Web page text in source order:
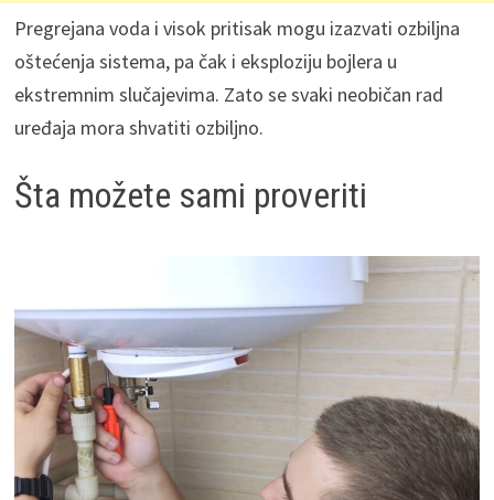
Pregrejana voda i visok pritisak mogu izazvati ozbiljna
oštećenja sistema, pa čak i eksploziju bojlera u
ekstremnim slučajevima. Zato se svaki neobičan rad
uređaja mora shvatiti ozbiljno.
Šta možete sami proveriti